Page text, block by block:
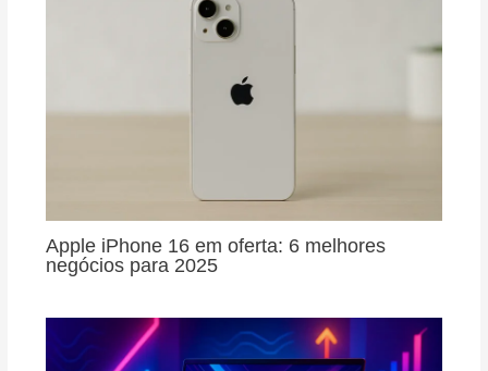
Apple iPhone 16 em oferta: 6 melhores
negócios para 2025